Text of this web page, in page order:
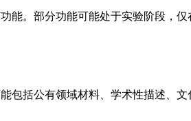
。部分功能可能处于实验阶段，
包括公有领域材料、学术性描述、